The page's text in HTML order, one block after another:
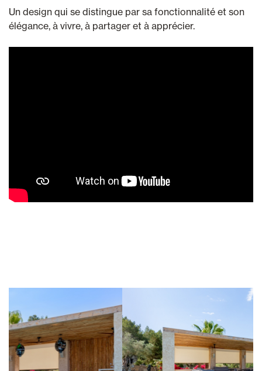
Un design qui se distingue par sa fonctionnalité et son
élégance, à vivre, à partager et à apprécier.